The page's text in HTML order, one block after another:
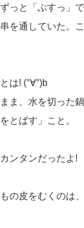
っと「ぶすっ」で
を通していた。
は! (°∀°)b
ま、水を切った
とばす」こと。
ンタンだったよ!
の皮をむくのは